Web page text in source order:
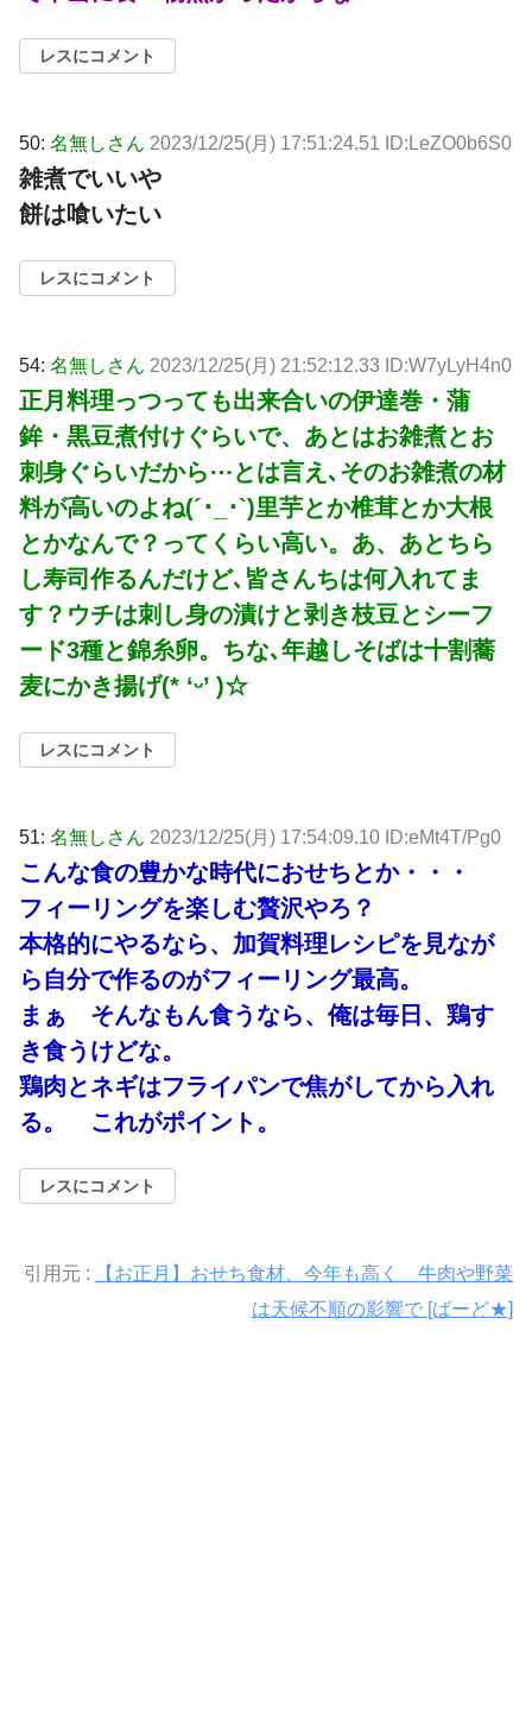
レスにコメント
50: 名無しさん 2023/12/25(月) 17:51:24.51 ID:LeZO0b6S0
雑煮でいいや
餅は喰いたい
レスにコメント
54: 名無しさん 2023/12/25(月) 21:52:12.33 ID:W7yLyH4n0
正月料理っつっても出来合いの伊達巻・蒲
鉾・黒豆煮付けぐらいで、あとはお雑煮とお
刺身ぐらいだから⋯とは言え､そのお雑煮の材
料が高いのよね(´･_･`)里芋とか椎茸とか大根
とかなんで？ってくらい高い。あ、あとちら
し寿司作るんだけど､皆さんちは何入れてま
す？ウチは刺し身の漬けと剥き枝豆とシーフ
ード3種と錦糸卵。ちな､年越しそばは十割蕎
麦にかき揚げ(* ‘ᵕ’ )☆
レスにコメント
51: 名無しさん 2023/12/25(月) 17:54:09.10 ID:eMt4T/Pg0
こんな食の豊かな時代におせちとか・・・
フィーリングを楽しむ贅沢やろ？
本格的にやるなら、加賀料理レシピを見なが
ら自分で作るのがフィーリング最高。
まぁ そんなもん食うなら、俺は毎日、鶏す
き食うけどな。
鶏肉とネギはフライパンで焦がしてから入れ
る。 これがポイント。
レスにコメント
引用元 :
【お正月】おせち食材、今年も高く 牛肉や野菜
は天候不順の影響で [ばーど★]